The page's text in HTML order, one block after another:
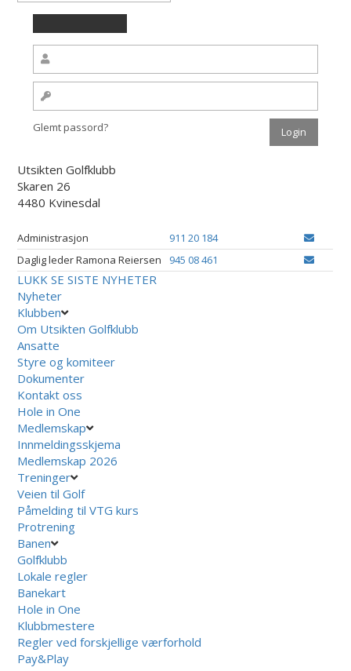
Glemt passord?
Utsikten Golfklubb
Skaren 26
4480 Kvinesdal
Administrasjon
911 20 184
Daglig leder Ramona Reiersen
945 08 461
LUKK SE SISTE NYHETER
Nyheter
Klubben
Om Utsikten Golfklubb
Ansatte
Styre og komiteer
Dokumenter
Kontakt oss
Hole in One
Medlemskap
Innmeldingsskjema
Medlemskap 2026
Treninger
Veien til Golf
Påmelding til VTG kurs
Protrening
Banen
Golfklubb
Lokale regler
Banekart
Hole in One
Klubbmestere
Regler ved forskjellige værforhold
Pay&Play